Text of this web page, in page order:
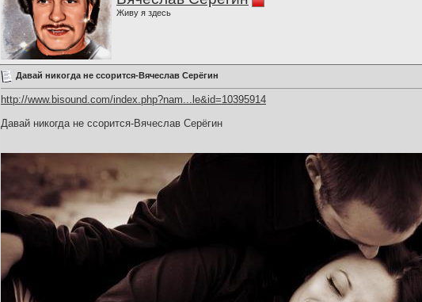
Живу я здесь
Давай никогда не ссорится-Вячеслав Серёгин
http://www.bisound.com/index.php?nam...le&id=10395914
Давай никогда не ссорится-Вячеслав Серёгин